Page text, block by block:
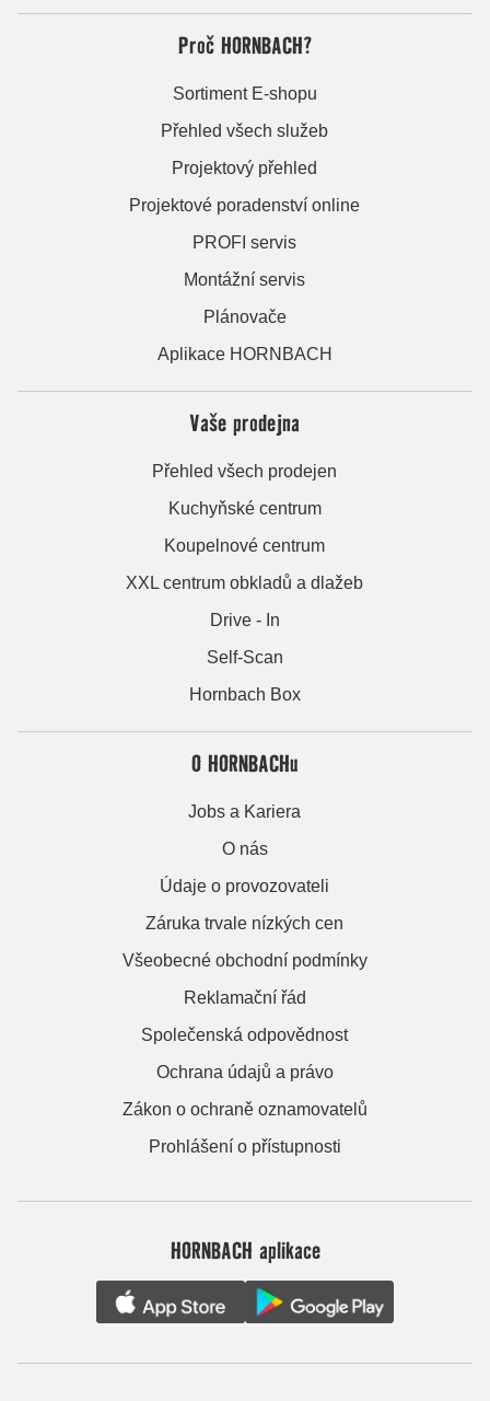
Proč HORNBACH?
Sortiment E-shopu
Přehled všech služeb
Projektový přehled
Projektové poradenství online
PROFI servis
Montážní servis
Plánovače
Aplikace HORNBACH
Vaše prodejna
Přehled všech prodejen
Kuchyňské centrum
Koupelnové centrum
XXL centrum obkladů a dlažeb
Drive - In
Self-Scan
Hornbach Box
O HORNBACHu
Jobs a Kariera
O nás
Údaje o provozovateli
Záruka trvale nízkých cen
Všeobecné obchodní podmínky
Reklamační řád
Společenská odpovědnost
Ochrana údajů a právo
Zákon o ochraně oznamovatelů
Prohlášení o přístupnosti
HORNBACH aplikace